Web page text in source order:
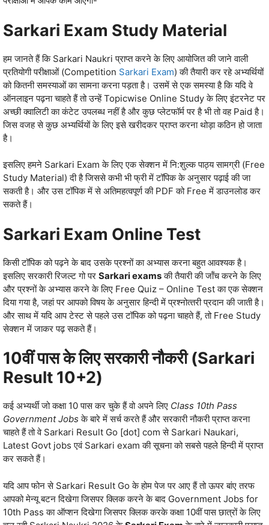
Sarkari Exam Study Material
हम जानते हैं कि Sarkari Naukri प्राप्‍त करने के लिए आयोजित की जाने वाली
प्रतियोगी परीक्षाओं (Competition Sarkari Exam) की तैयारी कर रहे अभ्‍यर्थियों
को कितनी समस्‍याओं का सामना करना पड़ता है। उसमें से एक समस्‍या है कि यदि वे
ऑनलाइन पढ़ना चाहते हैं तो उन्‍हें Topicwise Online Study के लिए इंटरनेट पर
अच्‍छी क्‍वालिटी का कंटेट उपलब्‍ध नहीं है और कुछ प्‍लेटफॉर्म पर है भी तो वह Paid है।
जिस वजह से कुछ अभ्‍यर्थियों के लिए इसे खरीदकर प्राप्‍त करना थोड़ा कठिन हो जाता
है।
इसलिए हमने Sarkari Exam के लिए एक सेक्‍शन में नि:शुल्‍क पाठ्य सामग्री (Free
Study Material) दी है जिससे कभी भी फ्री में टॉपिक के अनुसार पढ़ाई की जा
सकती है। और उस टॉपिक में से अतिमहत्‍वपूर्ण की PDF को Free में डाउनलोड कर
सकते हैं।
Sarkari Exam Online Test
किसी टॉपिक को पढ़ने के बाद उसके प्रश्‍नों का अभ्‍यास करना बहुत आवश्‍यक है।
इसलिए सरकारी रिजल्‍ट गो पर Sarkari examsकी तैयारी की जॉंच करने के लिए
और प्रश्‍नों के अभ्‍यास करने के लिए Free Quiz – Online Test का एक सेक्‍शन
दिया गया है, जहां पर आपको विषय के अनुसार हिन्‍दी में प्रश्‍नोत्‍तरी प्रदान की जाती है।
और साथ में यदि आप टेस्‍ट से पहले उस टॉपिक को पढ़ना चाहते हैं, तो Free Study
सेक्‍शन में जाकर पढ़ सकते हैं।
10वीं पास के लिए सरकारी नौकरी (Sarkari
Result 10+2)
कई अभ्‍यर्थी जो कक्षा 10 पास कर चुके हैं वो अपने लिए Class 10th Pass
Government Jobs के बारे में सर्च करते हैं और सरकारी नौकरी प्राप्‍त करना
चाहते हैं तो वे Sarkari Result Go [dot] com से Sarkari Naukari,
Latest Govt jobs एवं Sarkari exam की सूचना को सबसे पहले हिन्‍दी में प्राप्‍त
कर सकते हैं।
यदि आप फोन से Sarkari Result Go के होम पेज पर आए हैं तो ऊपर बांए त‍रफ
आपको मेन्‍यू बटन दिखेगा जिसपर क्लिक करने के बाद Government Jobs for
10th Pass का ऑप्‍शन दिखेगा जिसपर क्लिक करके कक्षा 10वीं पास छात्रों के लिए